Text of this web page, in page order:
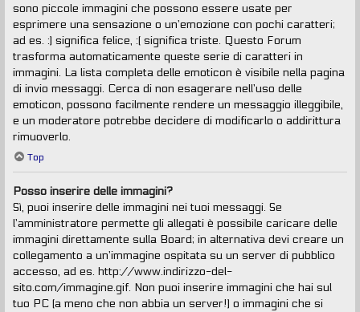
sono piccole immagini che possono essere usate per
esprimere una sensazione o un’emozione con pochi caratteri;
ad es. :) significa felice, :( significa triste. Questo Forum
trasforma automaticamente queste serie di caratteri in
immagini. La lista completa delle emoticon è visibile nella pagina
di invio messaggi. Cerca di non esagerare nell’uso delle
emoticon, possono facilmente rendere un messaggio illeggibile,
e un moderatore potrebbe decidere di modificarlo o addirittura
rimuoverlo.
Top
Posso inserire delle immagini?
Sì, puoi inserire delle immagini nei tuoi messaggi. Se
l’amministratore permette gli allegati è possibile caricare delle
immagini direttamente sulla Board; in alternativa devi creare un
collegamento a un’immagine ospitata su un server di pubblico
accesso, ad es. http://www.indirizzo-del-
sito.com/immagine.gif. Non puoi inserire immagini che hai sul
tuo PC (a meno che non abbia un server!) o immagini che si